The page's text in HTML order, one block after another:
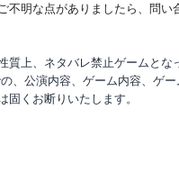
不明な点がありましたら、問
質上、ネタバレ禁止ゲームとな
、 公演内容、 ゲーム内容、ゲ
固くお断りいたします。